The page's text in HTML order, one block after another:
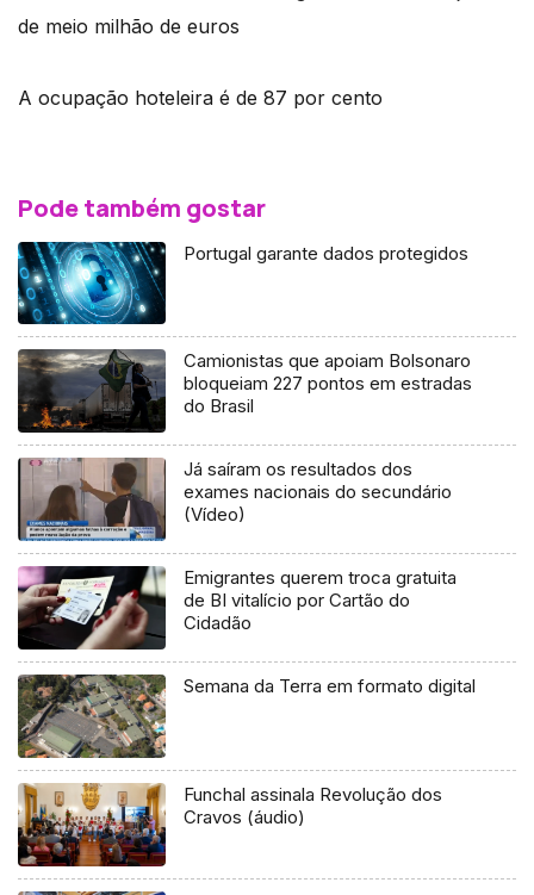
de meio milhão de euros
A ocupação hoteleira é de 87 por cento
Pode também gostar
Portugal garante dados protegidos
Camionistas que apoiam Bolsonaro
bloqueiam 227 pontos em estradas
do Brasil
Já saíram os resultados dos
exames nacionais do secundário
(Vídeo)
Emigrantes querem troca gratuita
de BI vitalício por Cartão do
Cidadão
Semana da Terra em formato digital
Funchal assinala Revolução dos
Cravos (áudio)